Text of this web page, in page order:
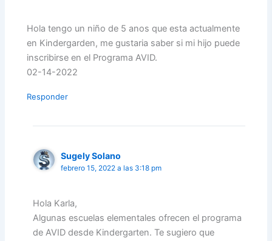
Hola tengo un niño de 5 anos que esta actualmente
en Kindergarden, me gustaria saber si mi hijo puede
inscribirse en el Programa AVID.
02-14-2022
Responder
Sugely Solano
febrero 15, 2022 a las 3:18 pm
Hola Karla,
Algunas escuelas elementales ofrecen el programa
de AVID desde Kindergarten. Te sugiero que